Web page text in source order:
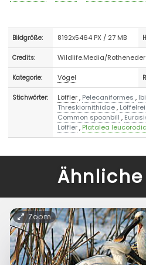
Bildgröße: 8192x5464 PX / 27 MB
Credits: Wildlife.Media/Rotheneder
Kategorie: Vögel
Stichwörter: Löffler, Pelecaniformes ,
Threskiornithidae,
Common spoonbill ,
Löffler, Platalea leucorodia
Zoom